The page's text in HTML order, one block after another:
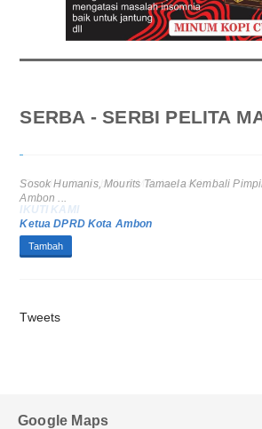
SERBA - SERBI PELITA
“Portal berita terbaik di Maluku saat ini.” ...
IKUTI KAMI
Tambah
Tweets
Google Maps